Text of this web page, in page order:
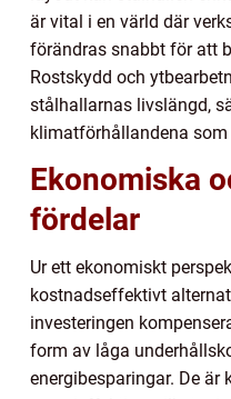
är vital i en värld där
förändras snabbt för att
Rostskydd och
stålhallarnas livslängd,
klimatförhållandena som
Ekonomiska
fördelar
Ur ett ekonomiskt
kostnadseffektivt
investeringen
form av låga
energibesparingar. De är